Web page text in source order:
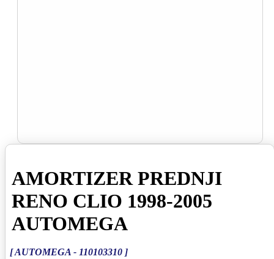
AMORTIZER PREDNJI
RENO CLIO 1998-2005
AUTOMEGA
[ AUTOMEGA - 110103310 ]